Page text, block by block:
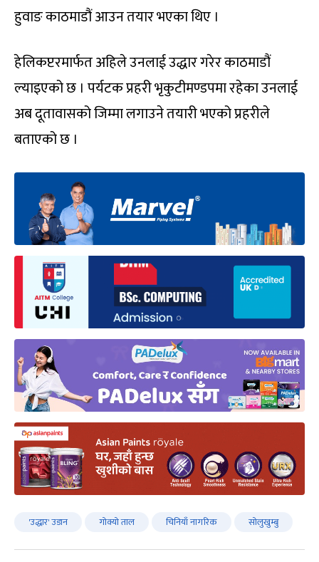
हुवाङ काठमाडौं आउन तयार भएका थिए ।
हेलिकप्टरमार्फत अहिले उनलाई उद्धार गरेर काठमाडौं
ल्याइएको छ । पर्यटक प्रहरी भृकुटीमण्डपमा रहेका उनलाई
अब दूतावासको जिम्मा लगाउने तयारी भएको प्रहरीले
बताएको छ ।
'उद्धार' उडान गोक्यो ताल चिनियाँ नागरिक सोलुखुम्बु